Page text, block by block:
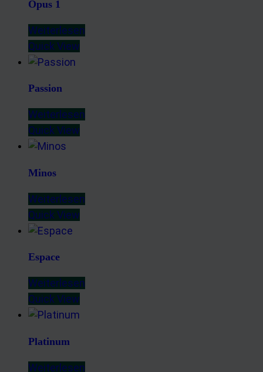
Opus 1
Weiterlesen
Quick View
Passion
Weiterlesen
Quick View
Minos
Weiterlesen
Quick View
Espace
Weiterlesen
Quick View
Platinum
Weiterlesen